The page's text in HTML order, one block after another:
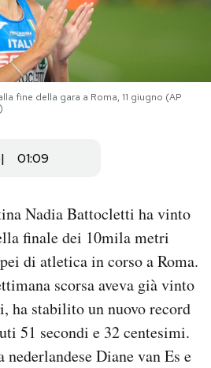
fine della gara a Roma, 11 giugno (AP
01:09
Nadia Battocletti ha vinto
finale dei 10mila metri
di atletica in corso a Roma.
scorsa aveva già vinto
ha stabilito un nuovo record
51 secondi e 32 centesimi.
nederlandese Diane van Es e